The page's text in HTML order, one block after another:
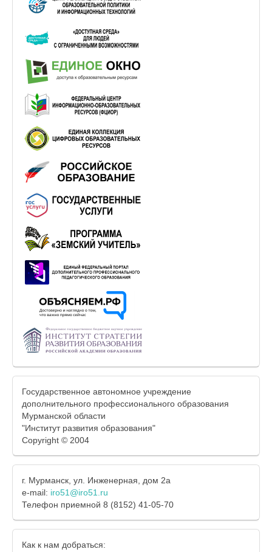
Государственное автономное учреждение
дополнительного профессионального образования
Мурманской области
"Институт развития образования"
Copyright © 2004
г. Мурманск, ул. Инженерная, дом 2а
e-mail: iro51@iro51.ru
Телефон приемной 8 (8152) 41-05-70
Как к нам добраться: